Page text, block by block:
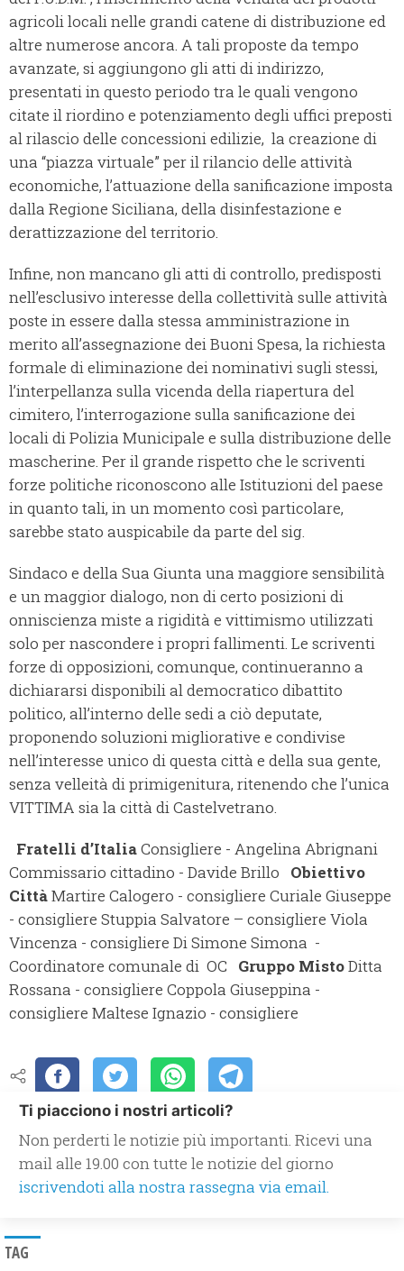
agricoli locali nelle grandi catene di distribuzione ed
altre numerose ancora. A tali proposte da tempo
avanzate, si aggiungono gli atti di indirizzo,
presentati in questo periodo tra le quali vengono
citate il riordino e potenziamento degli uffici preposti
al rilascio delle concessioni edilizie, la creazione di
una “piazza virtuale” per il rilancio delle attività
economiche, l’attuazione della sanificazione imposta
dalla Regione Siciliana, della disinfestazione e
derattizzazione del territorio.
Infine, non mancano gli atti di controllo, predisposti
nell’esclusivo interesse della collettività sulle attività
poste in essere dalla stessa amministrazione in
merito all’assegnazione dei Buoni Spesa, la richiesta
formale di eliminazione dei nominativi sugli stessi,
l’interpellanza sulla vicenda della riapertura del
cimitero, l’interrogazione sulla sanificazione dei
locali di Polizia Municipale e sulla distribuzione delle
mascherine. Per il grande rispetto che le scriventi
forze politiche riconoscono alle Istituzioni del paese
in quanto tali, in un momento così particolare,
sarebbe stato auspicabile da parte del sig.
Sindaco e della Sua Giunta una maggiore sensibilità
e un maggior dialogo, non di certo posizioni di
onniscienza miste a rigidità e vittimismo utilizzati
solo per nascondere i propri fallimenti. Le scriventi
forze di opposizioni, comunque, continueranno a
dichiararsi disponibili al democratico dibattito
politico, all’interno delle sedi a ciò deputate,
proponendo soluzioni migliorative e condivise
nell’interesse unico di questa città e della sua gente,
senza velleità di primigenitura, ritenendo che l’unica
VITTIMA sia la città di Castelvetrano.
Fratelli d’ItaliaConsigliere - Angelina Abrignani
Commissario cittadino - Davide Brillo Obiettivo
CittàMartire Calogero - consigliere Curiale Giuseppe
- consigliere Stuppia Salvatore – consigliere Viola
Vincenza - consigliere Di Simone Simona -
Coordinatore comunale di OC Gruppo MistoDitta
Rossana - consigliere Coppola Giuseppina -
consigliere Maltese Ignazio - consigliere
Ti piacciono i nostri articoli?
Non perderti le notizie più importanti. Ricevi una
mail alle 19.00 con tutte le notizie del giorno
iscrivendoti alla nostra rassegna via email.
TAG